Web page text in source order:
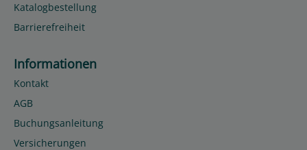
Katalogbestellung
Barrierefreiheit
Informationen
Kontakt
AGB
Buchungsanleitung
Versicherungen